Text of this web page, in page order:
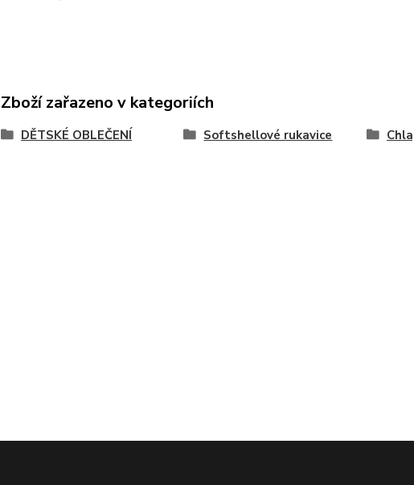
Zboží zařazeno v kategoriích
DĚTSKÉ OBLEČENÍ Softshellové rukavice